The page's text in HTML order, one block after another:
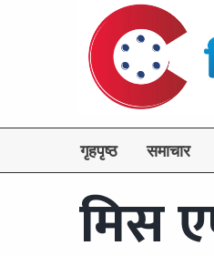
गृहपृष्ठ समाचार
मिस